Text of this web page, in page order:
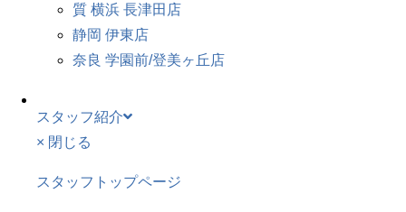
質 横浜 長津田店
静岡 伊東店
奈良 学園前/登美ヶ丘店
スタッフ紹介
× 閉じる
スタッフトップページ